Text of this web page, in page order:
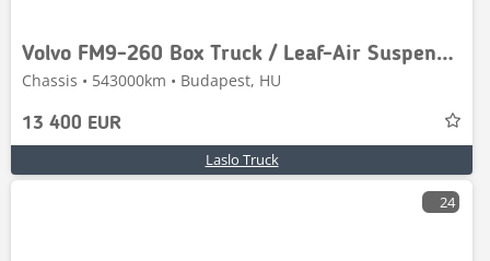
Volvo FM9-260 Box Truck / Leaf-Air Suspension / Analogue
Chassis • 543000km • Budapest, HU
13 400 EUR
Laslo Truck
24